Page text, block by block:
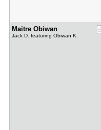
Maitre Obi​wan
Jack D. featuring Obiwan K.